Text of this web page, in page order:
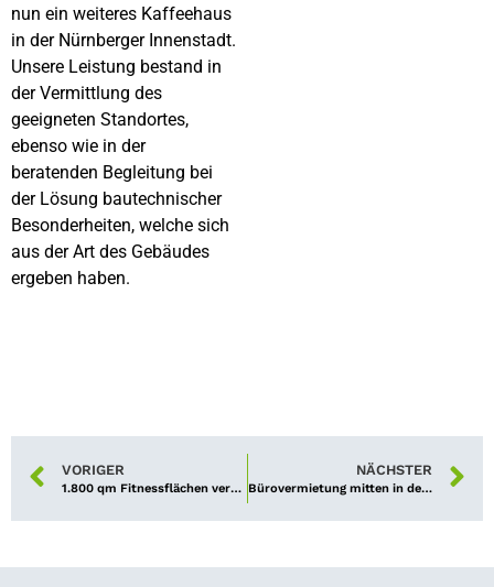
nun ein weiteres Kaffeehaus
in der Nürnberger Innenstadt.
Unsere Leistung bestand in
der Vermittlung des
geeigneten Standortes,
ebenso wie in der
beratenden Begleitung bei
der Lösung bautechnischer
Besonderheiten, welche sich
aus der Art des Gebäudes
ergeben haben.
VORIGER
1.800 qm Fitnessflächen vermietet
NÄCHSTER
Bürovermietung mitten in der Stadt